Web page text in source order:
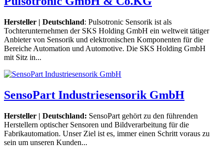
Hersteller | Deutschland: Pulsotronic Sensorik ist als
Tochterunternehmen der SKS Holding GmbH ein weltweit tätiger
Anbieter von Sensorik und elektronischen Komponenten für die
Bereiche Automation und Automotive. Die SKS Holding GmbH
mit Sitz in...
SensoPart Industriesensorik GmbH
Hersteller | Deutschland: SensoPart gehört zu den führenden
Herstellern optischer Sensoren und Bildverarbeitung für die
Fabrikautomation. Unser Ziel ist es, immer einen Schritt voraus zu
sein um unseren Kunden...